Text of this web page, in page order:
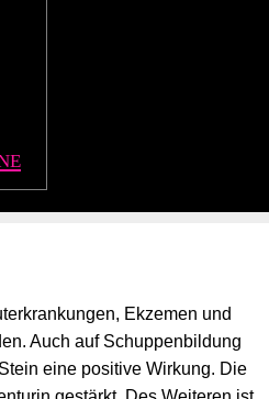
Ekzemen und
Auch auf Schuppenbildung
eine positive Wirkung. Die